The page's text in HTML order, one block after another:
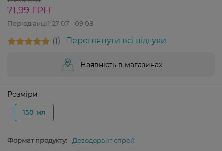
71,99 ГРН
Період акції: 27 07 - 09 08
1 Переглянути всі відгуки
Наявність в магазинах
Розміри
150 мл
Формат продукту:
Дезодорант спрей